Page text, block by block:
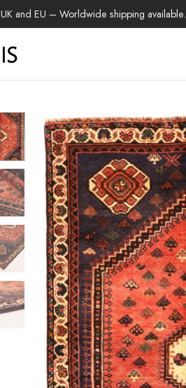
and EU – Worldwide shipping available.